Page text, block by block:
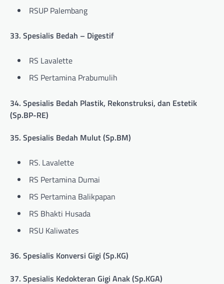
RSUP Palembang
33. Spesialis Bedah – Digestif
RS Lavalette
RS Pertamina Prabumulih
34. Spesialis Bedah Plastik, Rekonstruksi, dan Estetik
(Sp.BP-RE)
35. Spesialis Bedah Mulut (Sp.BM)
RS. Lavalette
RS Pertamina Dumai
RS Pertamina Balikpapan
RS Bhakti Husada
RSU Kaliwates
36. Spesialis Konversi Gigi (Sp.KG)
37. Spesialis Kedokteran Gigi Anak (Sp.KGA)